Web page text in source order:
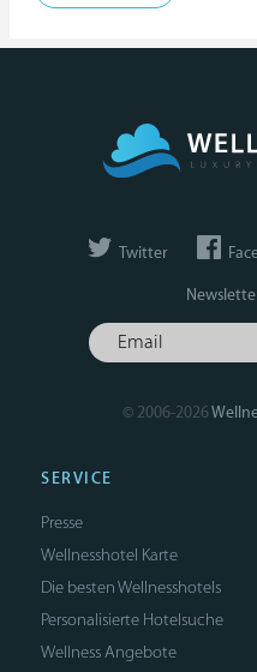
Twitter
© 2006-2026
SERVICE
Presse
Wellnesshotel Karte
Die besten Wellnesshotels
Personalisierte Hotelsuche
Wellness Angebote